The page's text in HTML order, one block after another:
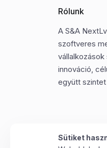
Rólunk
A S&A
szoftveres
vállalkozások
innováció,
együtt szintet
Sütiket